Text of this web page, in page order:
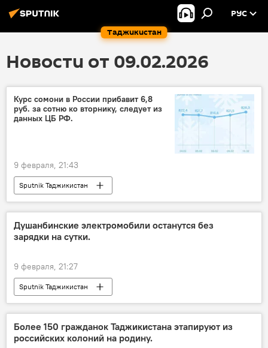
Таджикистан
РУС
Новости от 09.02.2026
Курс сомони в России прибавит 6,8
руб. за сотню ко вторнику, следует из
данных ЦБ РФ.
9 февраля, 21:43
Sputnik Таджикистан
Душанбинские электромобили останутся без
зарядки на сутки.
9 февраля, 21:27
Sputnik Таджикистан
Более 150 гражданок Таджикистана этапируют из
российских колоний на родину.